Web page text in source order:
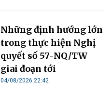
Những định hướng lớn
trong thực hiện Nghị
quyết số 57-NQ/TW
giai đoạn tới
04/08/2026 22:42